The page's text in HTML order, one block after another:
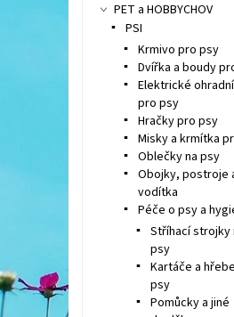
PET a HOBBYCHOV
PSI
Krmivo pro psy
Dvířka a boudy
Elektrické
pro psy
Hračky pro psy
Misky a krmítka
Oblečky na psy
Obojky, postroje
vodítka
Péče o psy a
Stříhací strojky
psy
Kartáče a
psy
Pomůcky a jiné